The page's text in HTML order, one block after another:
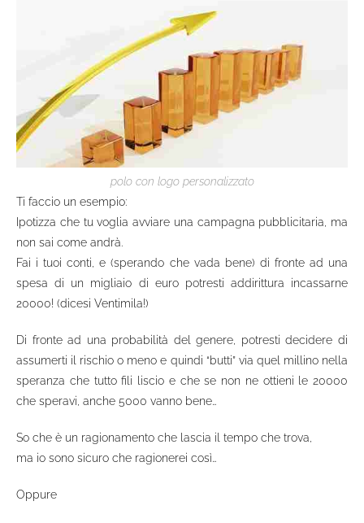
polo con logo personalizzato
Ti faccio un esempio:
Ipotizza che tu voglia avviare una campagna pubblicitaria, ma
non sai come andrà.
Fai i tuoi conti, e (sperando che vada bene) di fronte ad una
spesa di un migliaio di euro potresti addirittura incassarne
20000! (dicesi Ventimila!)
Di fronte ad una probabilità del genere, potresti decidere di
assumerti il rischio o meno e quindi “butti” via quel millino nella
speranza che tutto fili liscio e che se non ne ottieni le 20000
che speravi, anche 5000 vanno bene…
So che è un ragionamento che lascia il tempo che trova,
ma io sono sicuro che ragionerei così…
Oppure